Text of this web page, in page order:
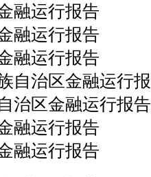
融运行报告
融运行报告
融运行报告
自治区金融运行
治区金融运行报告
融运行报告
融运行报告